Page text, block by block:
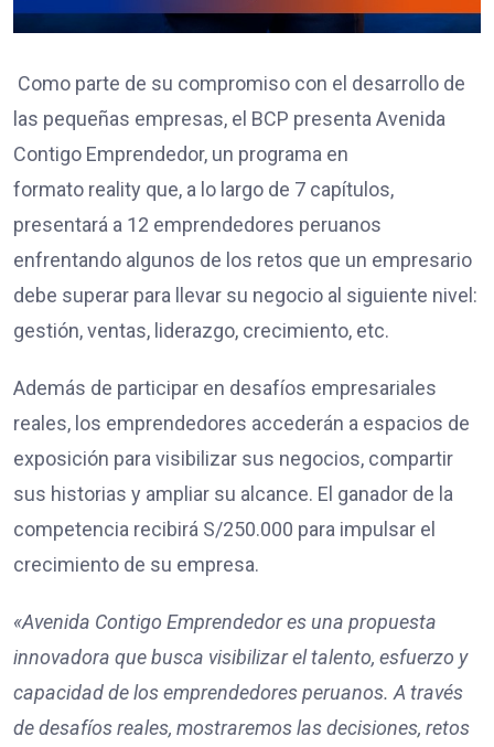
Como parte de su compromiso con el desarrollo de
las pequeñas empresas, el BCP presenta Avenida
Contigo Emprendedor, un programa en
formato reality que, a lo largo de 7 capítulos,
presentará a 12 emprendedores peruanos
enfrentando algunos de los retos que un empresario
debe superar para llevar su negocio al siguiente nivel:
gestión, ventas, liderazgo, crecimiento, etc.
Además de participar en desafíos empresariales
reales, los emprendedores accederán a espacios de
exposición para visibilizar sus negocios, compartir
sus historias y ampliar su alcance. El ganador de la
competencia recibirá S/250.000 para impulsar el
crecimiento de su empresa.
«Avenida Contigo Emprendedor es una propuesta
innovadora que busca visibilizar el talento, esfuerzo y
capacidad de los emprendedores peruanos. A través
de desafíos reales, mostraremos las decisiones, retos